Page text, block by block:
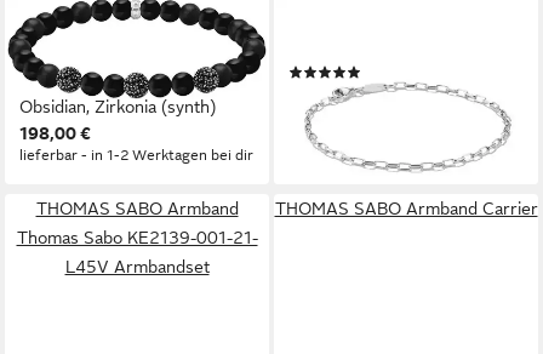
THOMAS SABO
Armband Obsidian Armband
mit drei Zirkonia Beads, mit
Obsidian, Zirkonia (synth)
198,00 €
lieferbar - in 1-2 Werktagen bei dir
32,00 €
lieferbar - in 1-2 Werktagen bei dir
THOMAS SABO Armband
Thomas Sabo KE2139-001-21-
L45V Armbandset
THOMAS SABO Armband Carrier